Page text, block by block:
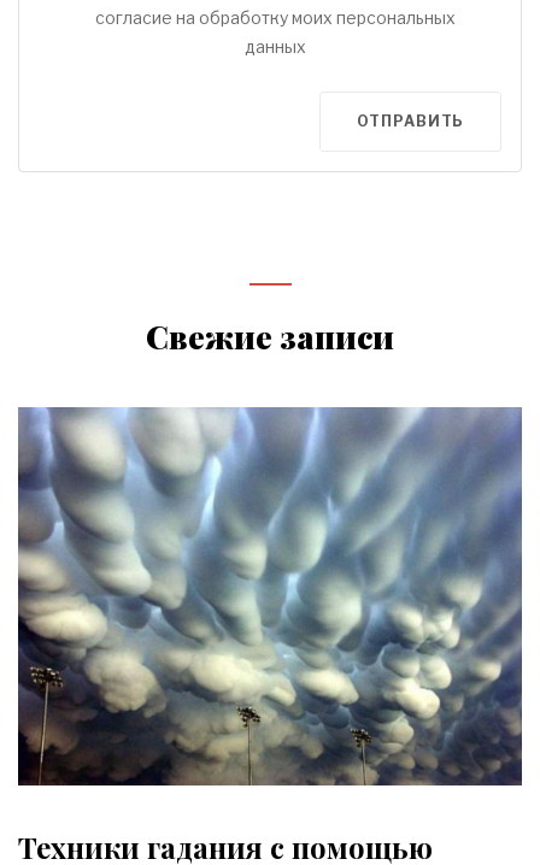
согласие на обработку моих персональных
данных
ОТПРАВИТЬ
Свежие записи
Техники гадания с помощью